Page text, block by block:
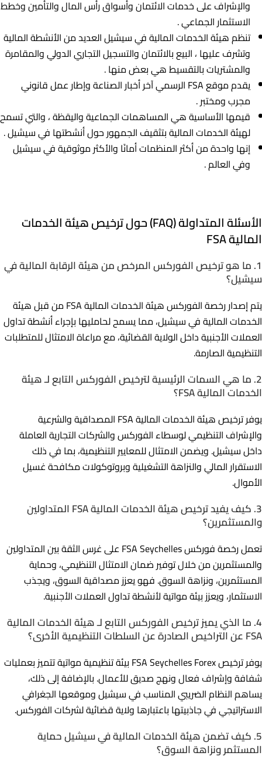
والإشراف على خدمات الائتمان وأسواق رأس المال والتأمين وخطط
الاستثمار الجماعي .
تنظم هيئة الخدمات المالية في سيشيل العديد من الأنشطة المالية
وتشرف عليها ، البيع بالائتمان والتسجيل التجاري الدولي والمقامرة
والمشتريات بالتقسيط هي بعض منها .
يقدم موقع FSA الرسمي آخر أخبار الصناعة وإطار عمل قانوني
مجرب ومختبر .
قيمها الأساسية هي المساهمات الجماعية واليقظة ، والتي تسمح
لهيئة الخدمات المالية بتثقيف الجمهور حول أنشطتها في سيشيل .
إنها واحدة من أكثر المنظمات أمانًا والأكثر موثوقية في سيشيل
وفي العالم .
الأسئلة المتداولة (FAQ) حول ترخيص هيئة الخدمات
المالية FSA
1. ما هو ترخيص الفوركس المرخص من هيئة الرقابة المالية في
سيشيل؟
يتم إصدار رخصة الفوركس هيئة الخدمات المالية FSA من قبل هيئة
الخدمات المالية في سيشيل، مما يسمح لحامليها بإجراء أنشطة تداول
العملات الأجنبية داخل الولاية القضائية، مع مراعاة الامتثال للمتطلبات
التنظيمية الصارمة.
2. ما هي السمات الرئيسية لترخيص الفوركس التابع لـ هيئة
الخدمات المالية FSA؟
يوفر ترخيص هيئة الخدمات المالية FSA المصداقية والشرعية
والإشراف التنظيمي لوسطاء الفوركس والشركات التجارية العاملة
داخل سيشيل. ويضمن الامتثال للمعايير التنظيمية، بما في ذلك
الاستقرار المالي والنزاهة التشغيلية وبروتوكولات مكافحة غسيل
الأموال.
3. كيف يفيد ترخيص هيئة الخدمات المالية FSA المتداولين
والمستثمرين؟
تعمل رخصة فوركس FSA Seychelles على غرس الثقة بين المتداولين
والمستثمرين من خلال توفير ضمان الامتثال التنظيمي، وحماية
المستثمرين، ونزاهة السوق. فهو يعزز مصداقية السوق، ويجذب
الاستثمار، ويعزز بيئة مواتية لأنشطة تداول العملات الأجنبية.
4. ما الذي يميز ترخيص الفوركس التابع لـ هيئة الخدمات المالية
FSA عن التراخيص الصادرة عن السلطات التنظيمية الأخرى؟
يوفر ترخيص FSA Seychelles Forex بيئة تنظيمية مواتية تتميز بعمليات
شفافة وإشراف فعال ونهج صديق للأعمال. بالإضافة إلى ذلك،
يساهم النظام الضريبي المناسب في سيشيل وموقعها الجغرافي
الاستراتيجي في جاذبيتها باعتبارها ولاية قضائية لشركات الفوركس.
5. كيف تضمن هيئة الخدمات المالية في سيشيل حماية
المستثمر ونزاهة السوق؟